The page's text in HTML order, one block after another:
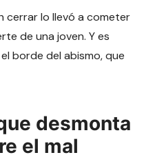
cerrar lo llevó a cometer
de una joven. Y es
borde del abismo, que
desmonta
el mal